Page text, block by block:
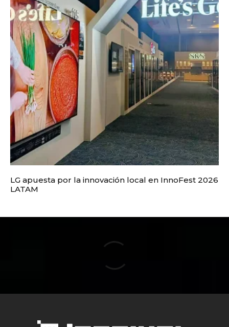
LG apuesta por la innovación local en InnoFest 2026
LATAM